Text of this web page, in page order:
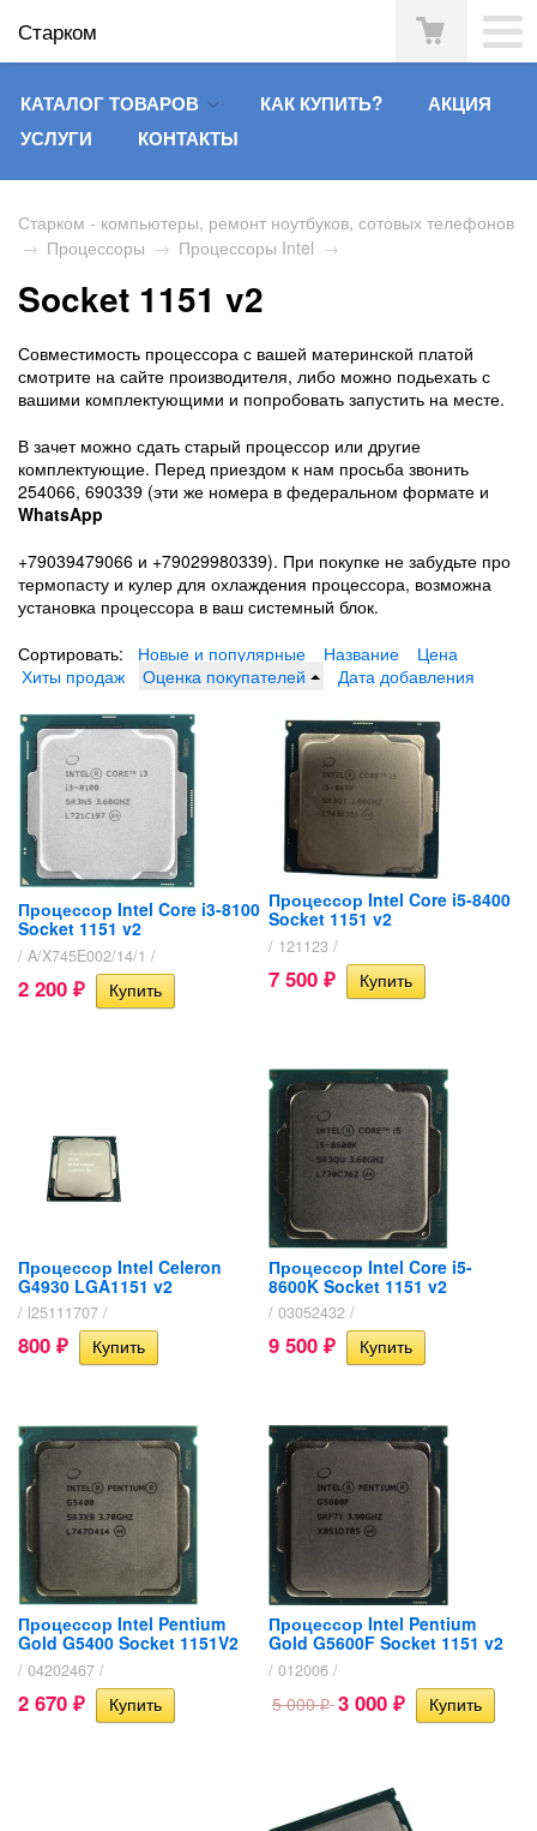
Старком
КАТАЛОГ ТОВАРОВ КАК КУПИТЬ?
АКЦИЯ
УСЛУГИ
КОНТАКТЫ
Старком - компьютеры, ремонт ноутбуков, сотовых телефонов
→ Процессоры → Процессоры Intel →
Socket 1151 v2
Совместимость процессора с вашей материнской платой
смотрите на сайте производителя, либо можно подьехать с
вашими комплектующими и попробовать запустить на месте.
В зачет можно сдать старый процессор или другие
комплектующие. Перед приездом к нам просьба звонить
254066, 690339 (эти же номера в федеральном формате и
WhatsApp
+79039479066 и +79029980339). При покупке не забудьте про
термопасту и кулер для охлаждения процессора, возможна
установка процессора в ваш системный блок.
Сортировать:
Новые и популярные Название
Цена
Хиты продаж
Оценка покупателей Дата добавления
Процессор Intel Core i3-8100
Socket 1151 v2
/ A/X745E002/14/1 /
2 200 ₽
Процессор Intel Core i5-8400
Socket 1151 v2
/ 121123 /
7 500 ₽
Процессор Intel Celeron
G4930 LGA1151 v2
/ l25111707 /
800 ₽
Процессор Intel Core i5-
8600K Socket 1151 v2
/ 03052432 /
9 500 ₽
Процессор Intel Pentium
Gold G5400 Socket 1151V2
/ 04202467 /
2 670 ₽
Процессор Intel Pentium
Gold G5600F Socket 1151 v2
/ 012006 /
5 000₽ 3 000 ₽